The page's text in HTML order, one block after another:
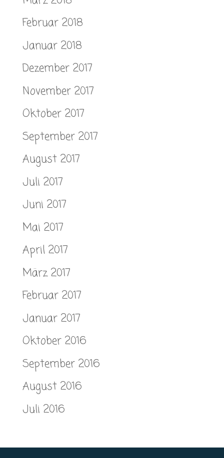
Februar 2018
Januar 2018
Dezember 2017
November 2017
Oktober 2017
September 2017
August 2017
Juli 2017
Juni 2017
Mai 2017
April 2017
März 2017
Februar 2017
Januar 2017
Oktober 2016
September 2016
August 2016
Juli 2016